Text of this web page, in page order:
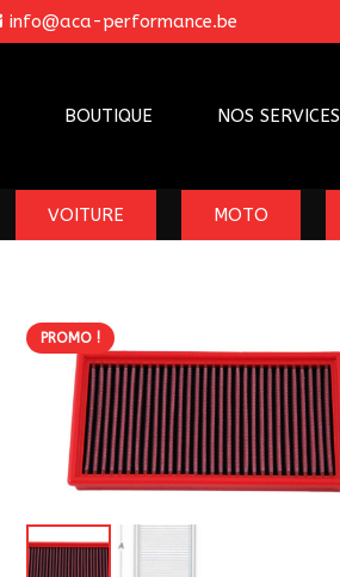
info@aca-performance.be
BOUTIQUE NOS SERVICES
VOITURE MOTO
PROMO !